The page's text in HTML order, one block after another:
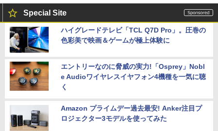
Special Site
ハイグレードテレビ「TCL Q7D Pro」。圧巻の
色彩美で映画＆ゲームが極上体験に
エントリーなのに脅威の実力!「Osprey」Nobl
e Audioワイヤレスイヤフォン4機種を一気に聴
く
Amazon プライムデー過去最安! Anker注目プ
ロジェクター3モデルを使ってみた